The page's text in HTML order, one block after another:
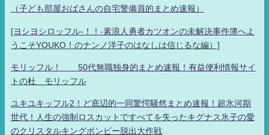
（子ども部屋おばさんの自宅警備員的まとめ速報）
[ヨシヨシロッフル-！！-素浪人勇者カツオンの未解決事件簿へよ
うこそYOUKO！のナンノ洋子のはなしは信じるな編）]
モリッフル！ 50代無職独身的まとめ速報！有益便利情報サイ
トの杜 モリッフル
ユキユキッフル2！ど底辺的一同驚愕騒然まとめ速報！超氷河期
世代！人生の強制ロスカットですべてを失ったキグナス氷子の愛
のクリスタルキングボンビー脱出大作戦